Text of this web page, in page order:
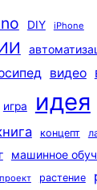
DIY iPhone
видео
игра идея
концепт
машинное
проект растение